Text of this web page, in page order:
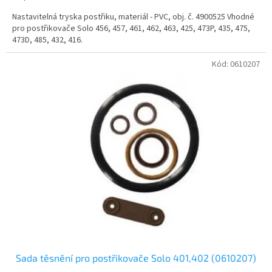
Nastavitelná tryska postřiku, materiál - PVC, obj. č. 4900525 Vhodné
pro postřikovače Solo 456, 457, 461, 462, 463, 425, 473P, 435, 475,
473D, 485, 432, 416.
Sada těsnění pro postřikovače Solo 401,402 (0610207)
Kód: 0610207